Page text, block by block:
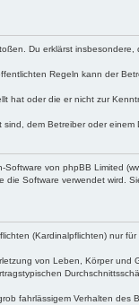
Du erklärst
Regeln kann der
oder die er nicht zur
dem Betreiber oder einem
Software von phpBB Limited
Software verwendet wird.
(Kardinalpflichten) nur
von Leben, Körper und
fahrlässigem Verhalten des